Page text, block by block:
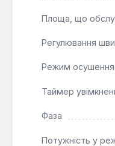
Площа, що
Регулювання
Режим осушення
Таймер
Фаза
Потужність у